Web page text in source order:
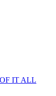
IT ALL